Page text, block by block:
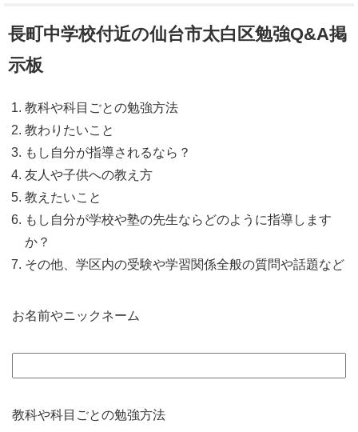
長町中学校付近の仙台市太白区勉強Q&A掲
示板
教科や科目ごとの勉強方法
教わりたいこと
もし自分が指導されるなら？
友人や子供への教え方
教えたいこと
もし自分が学校や塾の先生ならどのように指導します
か？
その他、学区内の受験や学習関係全般の質問や話題など
お名前やニックネーム
教科や科目ごとの勉強方法